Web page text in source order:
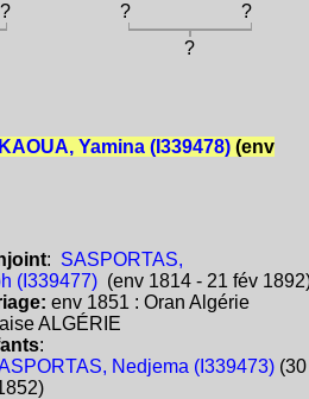
? ?
?
?
Yamina (I339478)(env
: SASPORTAS,
(I339477)(env 1814 - 21 fév
env 1851 : Oran Algérie
ALGÉRIE
:
Nedjema (I339473)(30